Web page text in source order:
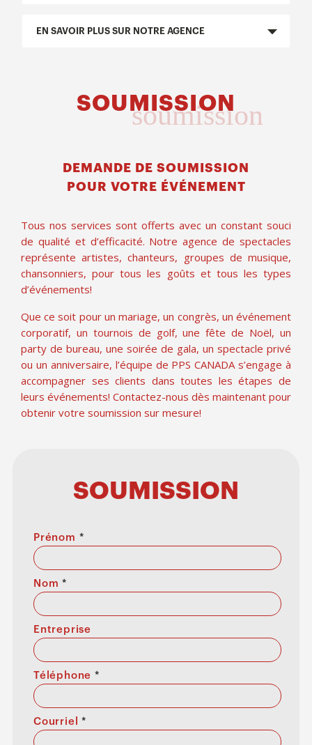
EN SAVOIR PLUS SUR NOTRE AGENCE
SOUMISSION
soumission
DEMANDE DE SOUMISSION
POUR VOTRE ÉVÉNEMENT
Tous nos services sont offerts avec un constant souci
de qualité et d’efficacité. Notre agence de spectacles
représente artistes, chanteurs, groupes de musique,
chansonniers, pour tous les goûts et tous les types
d’événements!
Que ce soit pour un mariage, un congrès, un événement
corporatif, un tournois de golf, une fête de Noël, un
party de bureau, une soirée de gala, un spectacle privé
ou un anniversaire, l’équipe de PPS CANADA s’engage à
accompagner ses clients dans toutes les étapes de
leurs événements! Contactez-nous dès maintenant pour
obtenir votre soumission sur mesure!
SOUMISSION
Prénom *
Nom*
Entreprise
Téléphone*
Courriel*